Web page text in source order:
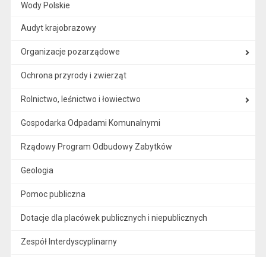
Wody Polskie
Audyt krajobrazowy
Organizacje pozarządowe
Ochrona przyrody i zwierząt
Rolnictwo, leśnictwo i łowiectwo
Gospodarka Odpadami Komunalnymi
Rządowy Program Odbudowy Zabytków
Geologia
Pomoc publiczna
Dotacje dla placówek publicznych i niepublicznych
Zespół Interdyscyplinarny